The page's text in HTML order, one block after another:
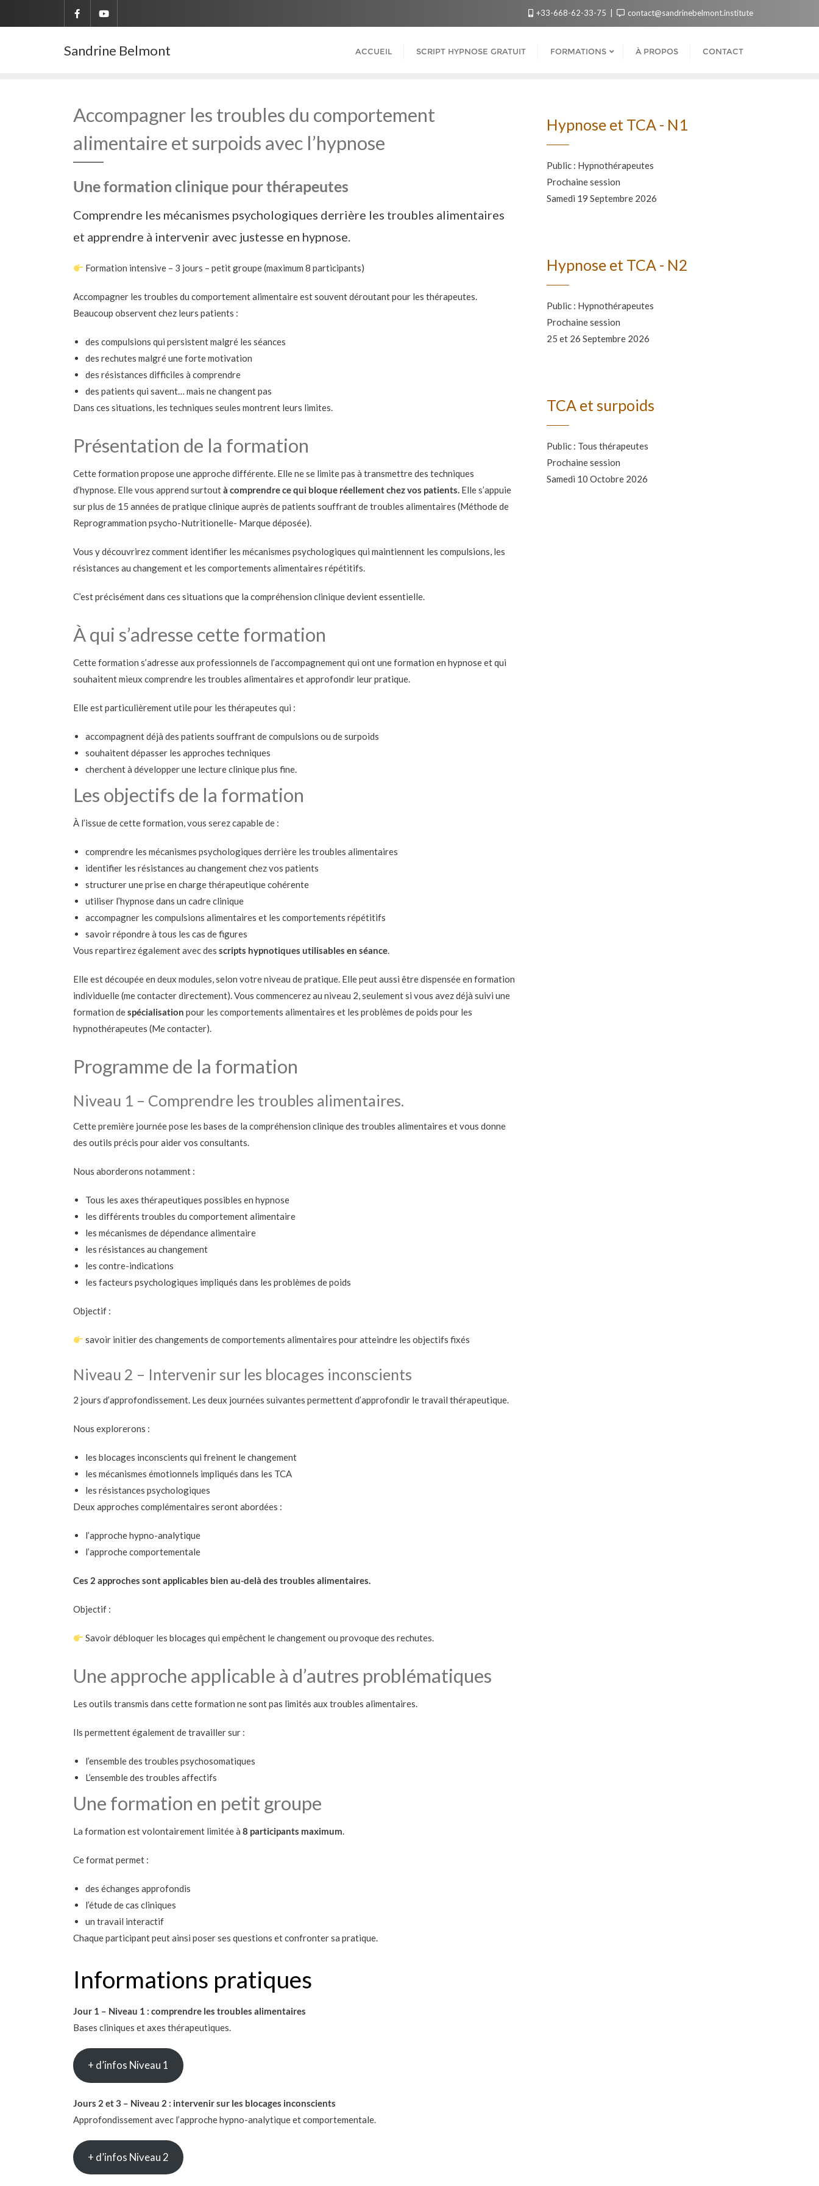
+33-668-62-33-75 contact@sandrinebelmont.institute
Sandrine Belmont ACCUEIL SCRIPT HYPNOSE GRATUIT FORMATIONS À PROPOS CONTACT
Accompagner les troubles du comportement
alimentaire et surpoids avec l’hypnose
Une formation clinique pour thérapeutes
Comprendre les mécanismes psychologiques derrière les troubles alimentaires
et apprendre à intervenir avec justesse en hypnose.
Formation intensive – 3 jours – petit groupe (maximum 8 participants)
Accompagner les troubles du comportement alimentaire est souvent déroutant pour les thérapeutes.
Beaucoup observent chez leurs patients :
des compulsions qui persistent malgré les séances
des rechutes malgré une forte motivation
des résistances difficiles à comprendre
des patients qui savent… mais ne changent pas
Dans ces situations, les techniques seules montrent leurs limites.
Présentation de la formation
Cette formation propose une approche différente. Elle ne se limite pas à transmettre des techniques
d’hypnose. Elle vous apprend surtoutà comprendre ce qui bloque réellement chez vos patients.Elle s’appuie
sur plus de 15 années de pratique clinique auprès de patients souffrant de troubles alimentaires (Méthode de
Reprogrammation psycho-Nutritionelle- Marque déposée).
Vous y découvrirez comment identifier les mécanismes psychologiques qui maintiennent les compulsions, les
résistances au changement et les comportements alimentaires répétitifs.
C’est précisément dans ces situations que la compréhension clinique devient essentielle.
À qui s’adresse cette formation
Cette formation s’adresse aux professionnels de l’accompagnement qui ont une formation en hypnose et qui
souhaitent mieux comprendre les troubles alimentaires et approfondir leur pratique.
Elle est particulièrement utile pour les thérapeutes qui :
accompagnent déjà des patients souffrant de compulsions ou de surpoids
souhaitent dépasser les approches techniques
cherchent à développer une lecture clinique plus fine.
Les objectifs de la formation
À l’issue de cette formation, vous serez capable de :
comprendre les mécanismes psychologiques derrière les troubles alimentaires
identifier les résistances au changement chez vos patients
structurer une prise en charge thérapeutique cohérente
utiliser l’hypnose dans un cadre clinique
accompagner les compulsions alimentaires et les comportements répétitifs
savoir répondre à tous les cas de figures
Vous repartirez également avec des scripts hypnotiques utilisables en séance.
Elle est découpée en deux modules, selon votre niveau de pratique. Elle peut aussi être dispensée en formation
individuelle (me contacter directement). Vous commencerez au niveau 2, seulement si vous avez déjà suivi une
formation despécialisation pour les comportements alimentaires et les problèmes de poids pour les
hypnothérapeutes (Me contacter).
Programme de la formation
Niveau 1 – Comprendre les troubles alimentaires.
Cette première journée pose les bases de la compréhension clinique des troubles alimentaires et vous donne
des outils précis pour aider vos consultants.
Nous aborderons notamment :
Tous les axes thérapeutiques possibles en hypnose
les différents troubles du comportement alimentaire
les mécanismes de dépendance alimentaire
les résistances au changement
les contre-indications
les facteurs psychologiques impliqués dans les problèmes de poids
Objectif :
savoir initier des changements de comportements alimentaires pour atteindre les objectifs fixés
Niveau 2 – Intervenir sur les blocages inconscients
2 jours d’approfondissement. Les deux journées suivantes permettent d’approfondir le travail thérapeutique.
Nous explorerons :
les blocages inconscients qui freinent le changement
les mécanismes émotionnels impliqués dans les TCA
les résistances psychologiques
Deux approches complémentaires seront abordées :
l’approche hypno-analytique
l’approche comportementale
Ces 2 approches sont applicables bien au-delà des troubles alimentaires.
Objectif :
Savoir débloquer les blocages qui empêchent le changement ou provoque des rechutes.
Une approche applicable à d’autres problématiques
Les outils transmis dans cette formation ne sont pas limités aux troubles alimentaires.
Ils permettent également de travailler sur :
l’ensemble des troubles psychosomatiques
L’ensemble des troubles affectifs
Une formation en petit groupe
La formation est volontairement limitée à 8 participants maximum.
Ce format permet :
des échanges approfondis
l’étude de cas cliniques
un travail interactif
Chaque participant peut ainsi poser ses questions et confronter sa pratique.
Informations pratiques
Jour 1 – Niveau 1 : comprendre les troubles alimentaires
Bases cliniques et axes thérapeutiques.
+ d’infos Niveau 1
Jours 2 et 3 – Niveau 2 : intervenir sur les blocages inconscients
Approfondissement avec l’approche hypno-analytique et comportementale.
+ d’infos Niveau 2
Hypnose et TCA - N1
Public : Hypnothérapeutes
Prochaine session
Samedi 19 Septembre 2026
Hypnose et TCA - N2
Public : Hypnothérapeutes
Prochaine session
25 et 26 Septembre 2026
TCA et surpoids
Public : Tous thérapeutes
Prochaine session
Samedi 10 Octobre 2026